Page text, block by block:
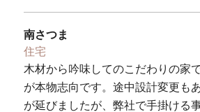
南さつま
住宅
木材から吟味してのこだわりの家
が本物志向です。途中設計変更も
が延びましたが、弊社で手掛ける